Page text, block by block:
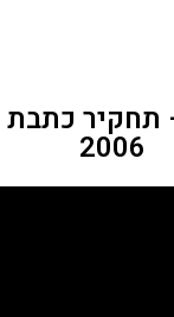
כתבת
2006